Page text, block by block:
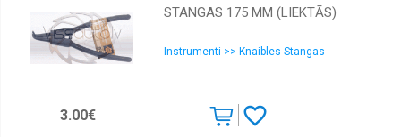
STANGAS 175 MM (LIEKTĀS)
Instrumenti >> Knaibles Stangas
3.00€